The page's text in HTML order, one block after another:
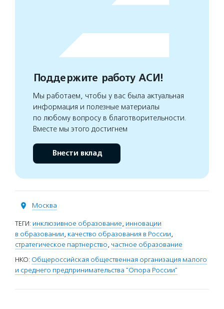
Поддержите работу АСИ!
Мы работаем, чтобы у вас была актуальная
информация и полезные материалы
по любому вопросу в благотворительности.
Вместе мы этого достигнем
Внести вклад
Москва
ТЕГИ: инклюзивное образование, инновации
в образовании, качество образования в России,
стратегическое партнерство, частное образование
НКО: Общероссийская общественная организация малого
и среднего предпринимательства "Опора России"